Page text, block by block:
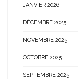
JANVIER 2026
DÉCEMBRE 2025
NOVEMBRE 2025
OCTOBRE 2025
SEPTEMBRE 2025